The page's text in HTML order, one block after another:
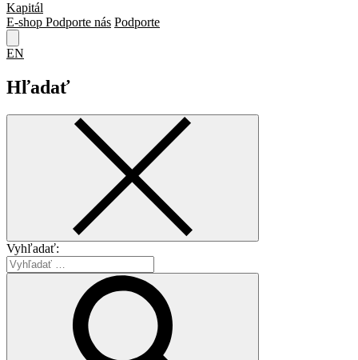
Kapitál
E-shop Podporte nás Podporte
EN
Hľadať
Vyhľadať: